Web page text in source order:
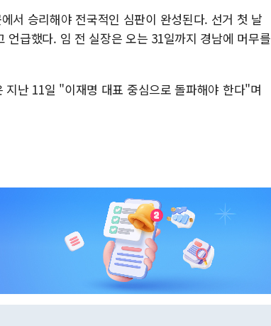
서 승리해야 전국적인 심판이 완성된다. 선거 첫 날
급했다. 임 전 실장은 오는 31일까지 경남에 머무를
난 11일 "이재명 대표 중심으로 돌파해야 한다"며